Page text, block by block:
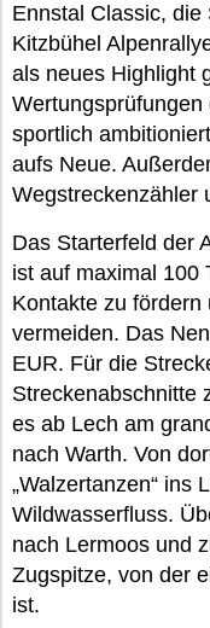
Ennstal Classic,
Kitzbühel
als neues Highlight
sportlich
aufs Neue.
Wegstreckenzähler
Das Starterfeld der
ist auf maximal 100
Kontakte zu
vermeiden. Das
EUR. Für die
Streckenabschnitte
es ab Lech am
nach Warth. Von
„Walzertanzen“ ins
Wildwasserfluss.
nach Lermoos und
Zugspitze, von der
ist.